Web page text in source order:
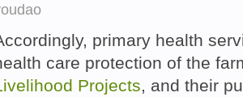
, primary health
care protection of the
Projects , and their